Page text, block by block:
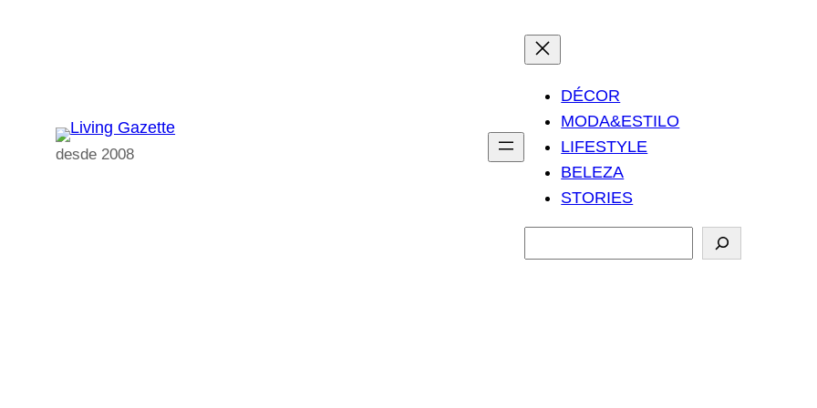
desde 2008
DÉCOR
MODA&ESTILO
LIFESTYLE
BELEZA
STORIES
e